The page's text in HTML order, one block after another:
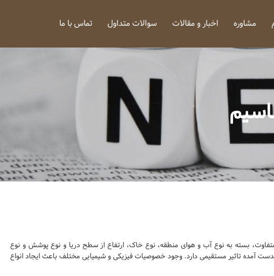
مشاوره اخبار و مقالات سوالات متداول تماس با ما
بسته به نوع آب و هوای منطقه، نوع خاک، ارتفاع از سطح دریا و نوع پوشش و نوع
تاثیر مستقیمی دارد. وجود خصوصیات فیزیکی و شیمیایی مختلف باعث ایجاد انواع